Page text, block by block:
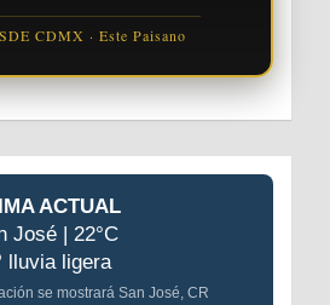
CDMX · Este Paisano
ACTUAL
José | 22°C
lluvia ligera
se mostrará San José, CR